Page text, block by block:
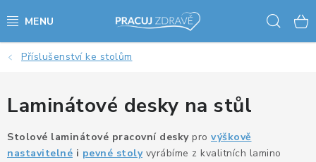
na
AKCE - SLEVY - VÝPRODEJ
STOLY A ŽIDLE
VÝŠKOVĚ NASTAVITELNÉ STOLY
Příslušenství ke stolům
Laminátové desky na stůl
Stolové laminátové pracovní deskypro výškově
nastavitelné i pevné stolyvyrábíme z kvalitních lamino